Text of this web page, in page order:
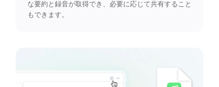
な要約と録音が取得でき、必要に応じて共有すること
もできます。